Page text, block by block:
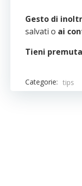
Gesto di
salvati o ai
Tieni premuta
Categorie: tips